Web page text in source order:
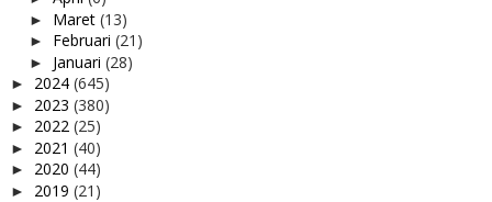
► Maret (13)
► Februari (21)
► Januari (28)
► 2024 (645)
► 2023 (380)
► 2022 (25)
► 2021 (40)
► 2020 (44)
► 2019 (21)